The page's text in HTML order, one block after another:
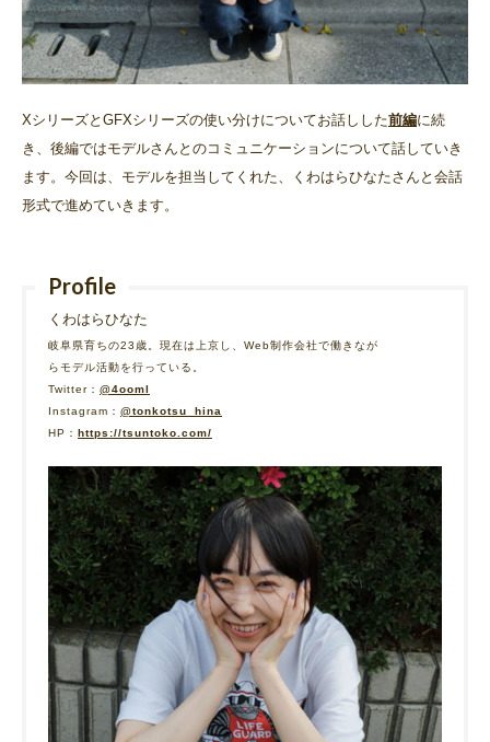
XシリーズとGFXシリーズの使い分けについてお話しした前編に続
き、後編ではモデルさんとのコミュニケーションについて話していき
ます。今回は、モデルを担当してくれた、くわはらひなたさんと会話
形式で進めていきます。
Profile
くわはらひなた
岐阜県育ちの23歳。現在は上京し、Web制作会社で働きなが
らモデル活動を行っている。
Twitter： @4ooml
Instagram： @tonkotsu_hina
HP： https://tsuntoko.com/